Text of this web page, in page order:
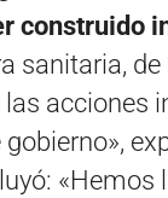
construido
sanitaria, de
acciones
«Hemos